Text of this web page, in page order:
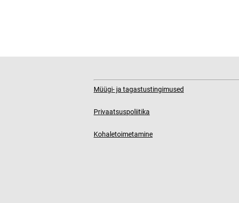
Müügi- ja tagastustingimused
Privaatsuspoliitika
Kohaletoimetamine